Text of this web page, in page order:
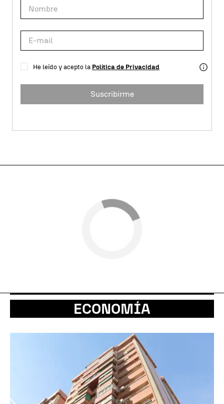
He leído y acepto la Política de Privacidad
Suscribirme
ECONOMÍA